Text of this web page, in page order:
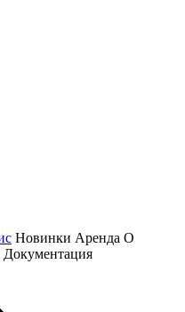
Новинки Аренда О
Документация